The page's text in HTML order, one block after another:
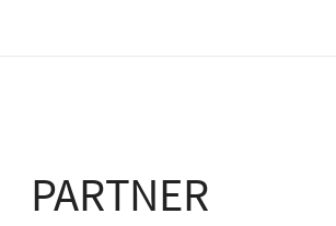
PARTNER